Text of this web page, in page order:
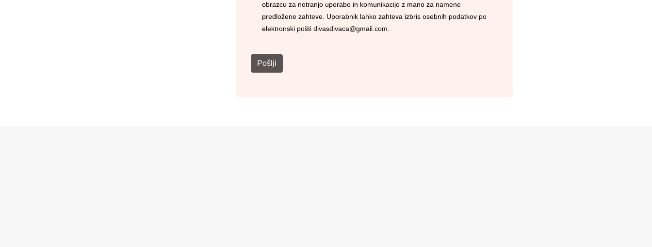
obrazcu za notranjo uporabo in komunikacijo z mano za namene
predložene zahteve. Uporabnik lahko zahteva izbris osebnih podatkov po
elektronski pošti divasdivaca@gmail.com
Pošlji